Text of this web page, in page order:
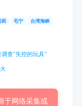
莉 毛宁 台湾海峡
查“失控的玩具”
于网络采集或